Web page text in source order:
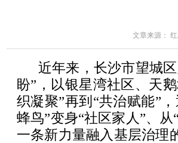
文章来源：
近年来，长沙市望城
盼”，以银星湾社区、天
织凝聚”再到“共治赋能”
蜂鸟”变身“社区家人”、
一条新力量融入基层治理